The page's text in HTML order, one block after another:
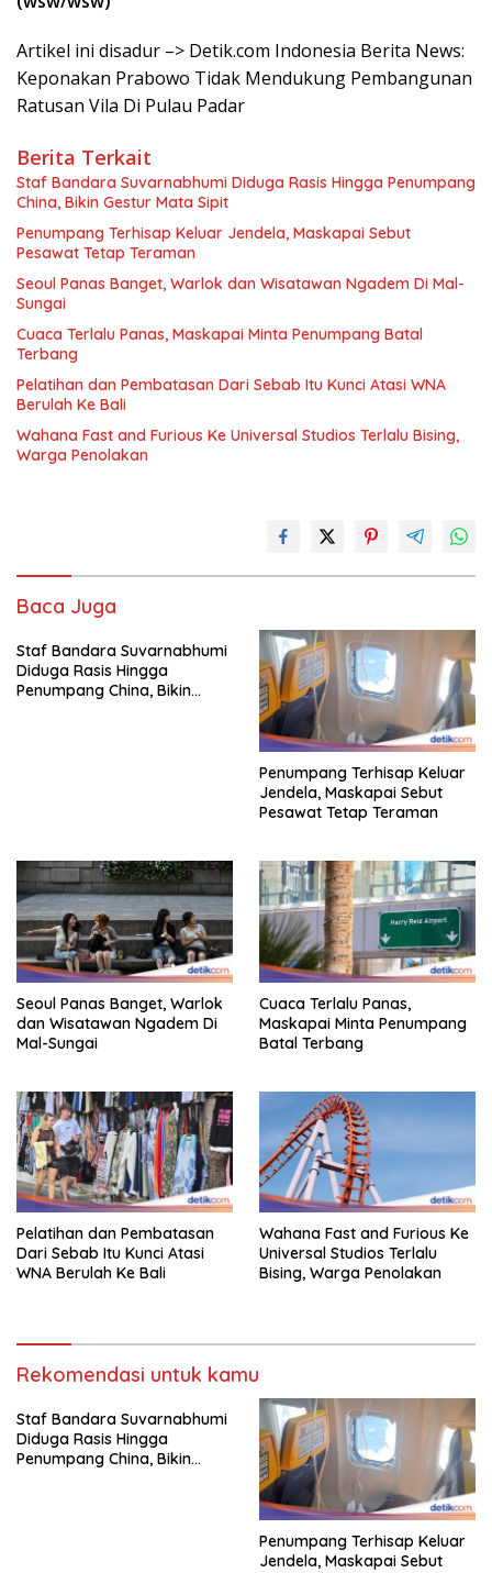
Artikel ini disadur –> Detik.com Indonesia Berita News:
Keponakan Prabowo Tidak Mendukung Pembangunan
Ratusan Vila Di Pulau Padar
Berita Terkait
Staf Bandara Suvarnabhumi Diduga Rasis Hingga Penumpang
China, Bikin Gestur Mata Sipit
Penumpang Terhisap Keluar Jendela, Maskapai Sebut
Pesawat Tetap Teraman
Seoul Panas Banget, Warlok dan Wisatawan Ngadem Di Mal-
Sungai
Cuaca Terlalu Panas, Maskapai Minta Penumpang Batal
Terbang
Pelatihan dan Pembatasan Dari Sebab Itu Kunci Atasi WNA
Berulah Ke Bali
Wahana Fast and Furious Ke Universal Studios Terlalu Bising,
Warga Penolakan
Baca Juga
Staf Bandara Suvarnabhumi
Diduga Rasis Hingga
Penumpang China, Bikin
Penumpang Terhisap Keluar
Jendela, Maskapai Sebut
Pesawat Tetap Teraman
Seoul Panas Banget, Warlok
dan Wisatawan Ngadem Di
Mal-Sungai
Cuaca Terlalu Panas,
Maskapai Minta Penumpang
Batal Terbang
Pelatihan dan Pembatasan
Dari Sebab Itu Kunci Atasi
WNA Berulah Ke Bali
Wahana Fast and Furious Ke
Universal Studios Terlalu
Bising, Warga Penolakan
Rekomendasi untuk kamu
Staf Bandara Suvarnabhumi
Diduga Rasis Hingga
Penumpang China, Bikin
Penumpang Terhisap Keluar
Jendela, Maskapai Sebut